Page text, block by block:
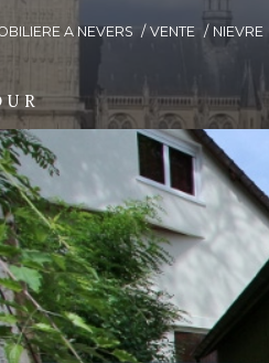
A NEVERS VENTE NIEVRE